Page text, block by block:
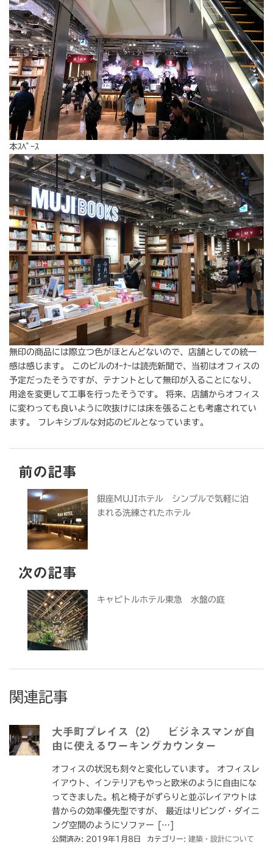
本ｽﾍﾟｰｽ
無印の商品には際立つ色がほとんどないので、店舗としての統一
感は感じます。 このビルのｵｰﾅｰは読売新聞で、当初はオフィスの
予定だったそうですが、テナントとして無印が入ることになり、
用途を変更して工事を行ったそうです。 将来、店舗からオフィス
に変わっても良いように吹抜けには床を張ることも考慮されてい
ます。 フレキシブルな対応のビルとなっています。
前の記事
銀座MUJIホテル シンプルで気軽に泊
まれる洗練されたホテル
次の記事
キャピトルホテル東急 水盤の庭
関連記事
大手町プレイス（2） ビジネスマンが自
由に使えるワーキングカウンター
オフィスの状況も刻々と変化しています。 オフィスレ
イアウト、インテリアもやっと欧米のように自由にな
ってきました。机と椅子がずらりと並ぶレイアウトは
昔からの効率優先型ですが、 最近はリビング・ダイニ
ング空間のようにソファー […]
公開済み: 2019年1月8日 カテゴリー: 建築・設計について